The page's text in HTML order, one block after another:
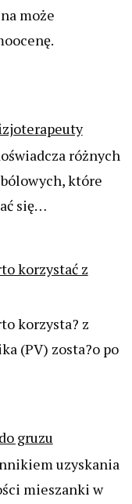
może
różnych
które
się…
korzystać z
korzysta? z
(PV) zosta?o po
gruzu
uzyskania
mieszanki w